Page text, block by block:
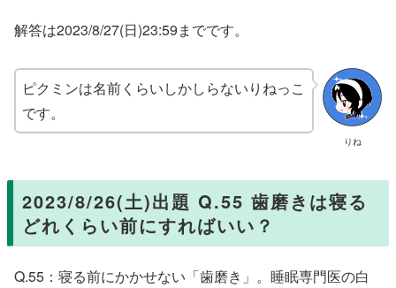
解答は2023/8/27(日)23:59までです。
りね
ピクミンは名前くらいしかしらないりねっこ
です。
2023/8/26(土)出題 Q.55 歯磨きは寝る
どれくらい前にすればいい？
Q.55：寝る前にかかせない「歯磨き」。睡眠専門医の白